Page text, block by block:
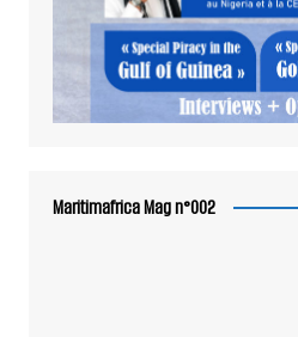
Maritimafrica Mag n°002